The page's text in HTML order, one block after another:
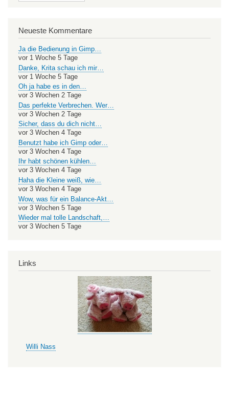
Neueste Kommentare
Ja die Bedienung in Gimp…
vor 1 Woche 5 Tage
Danke, Krita schau ich mir…
vor 1 Woche 5 Tage
Oh ja habe es in den…
vor 3 Wochen 2 Tage
Das perfekte Verbrechen. Wer…
vor 3 Wochen 2 Tage
Sicher, dass du dich nicht…
vor 3 Wochen 4 Tage
Benutzt habe ich Gimp oder…
vor 3 Wochen 4 Tage
Ihr habt schönen kühlen…
vor 3 Wochen 4 Tage
Haha die Kleine weiß, wie…
vor 3 Wochen 4 Tage
Wow, was für ein Balance-Akt…
vor 3 Wochen 5 Tage
Wieder mal tolle Landschaft,…
vor 3 Wochen 5 Tage
Links
Willi Nass